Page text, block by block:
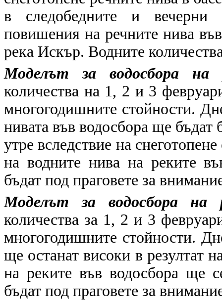
в следобедните и вечерни
повишения на речните нива
река Искър. Водните
Моделът за водосбора на
количества на 1, 2 и 3
многогодишните стойности.
нивата във водосбора ще бъдат
утре вследствие на
на водните нива на реките
бъдат под праговете за
Моделът за водосбора
количества за 1, 2 и 3
многогодишните стойности.
ще останат високи в резултат
на реките във водосбора ще
бъдат под праговете за